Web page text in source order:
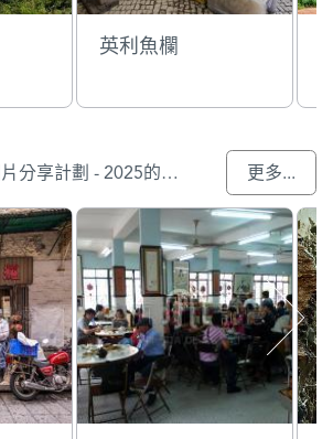
英利魚欄
“我的澳門記憶” 圖片分享計劃 - 2025的入選作品 更多...